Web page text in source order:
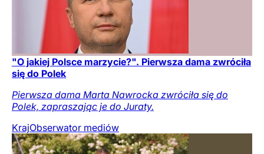
"O jakiej Polsce marzycie?". Pierwsza dama zwróciła
się do Polek
Pierwsza dama Marta Nawrocka zwróciła się do
Polek, zapraszając je do Juraty.
KrajObserwator mediów